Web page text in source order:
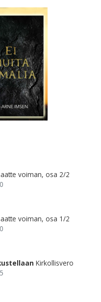
voiman, osa 2/2
voiman, osa 1/2
Kirkollisvero